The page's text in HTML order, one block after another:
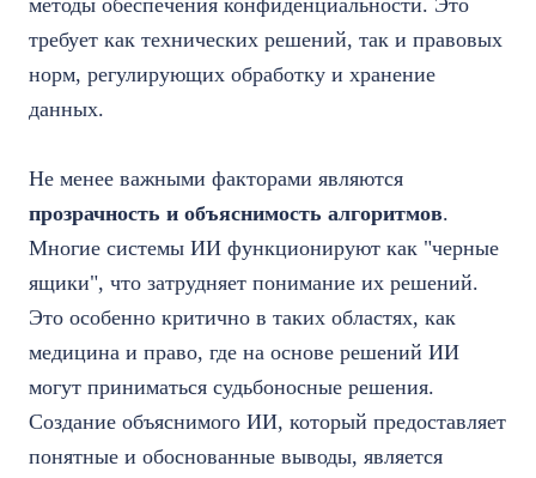
методы обеспечения конфиденциальности. Это
требует как технических решений, так и правовых
норм, регулирующих обработку и хранение
данных.
Не менее важными факторами являются
прозрачность и объяснимость алгоритмов.
Многие системы ИИ функционируют как "черные
ящики", что затрудняет понимание их решений.
Это особенно критично в таких областях, как
медицина и право, где на основе решений ИИ
могут приниматься судьбоносные решения.
Создание объяснимого ИИ, который предоставляет
понятные и обоснованные выводы, является